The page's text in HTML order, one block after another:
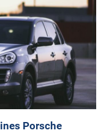
Porsche